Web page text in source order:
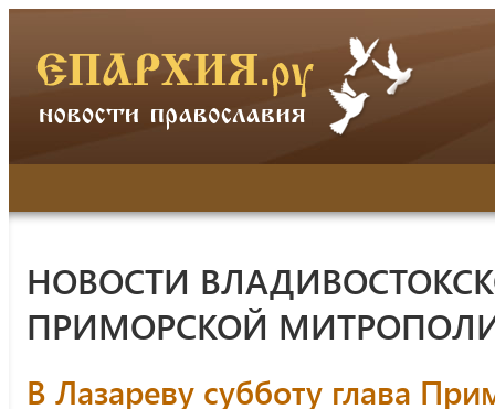
НОВОСТИ
ПРИМОРСКОЙ
В Лазареву субботу глава